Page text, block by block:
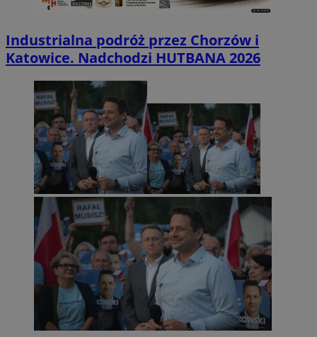
Industrialna podróż przez Chorzów i
Katowice. Nadchodzi HUTBANA 2026